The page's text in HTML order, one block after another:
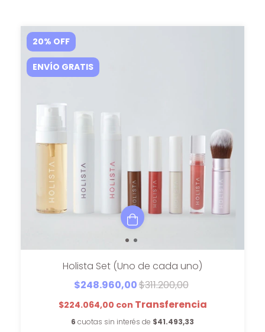
20% OFF
ENVÍO GRATIS
Holista Set (Uno de cada uno)
$248.960,00$311.200,00
$224.064,00 con
6 cuotas sin interés de $41.493,33